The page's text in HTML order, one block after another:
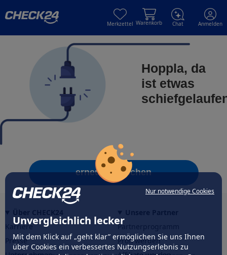
Nur notwendige Cookies
Unvergleichlich lecker
Mit dem Klick auf „geht klar” ermöglichen Sie uns Ihnen
über Cookies ein verbessertes Nutzungserlebnis zu
Merkzettel Warenkorb Chat Anmelden
Hoppla, da
ist etwas
erneut versuchen
Karriere
Presse
Partnerprogramm
Profi werden